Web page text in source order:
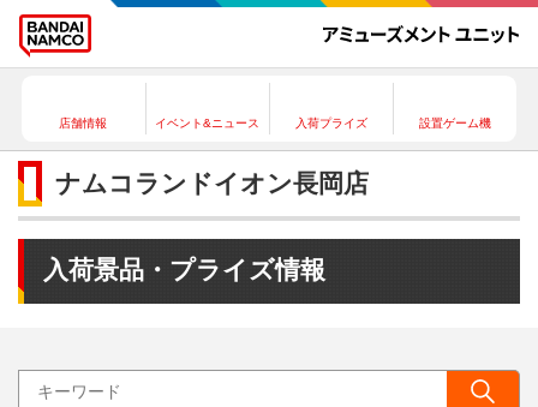
店舗情報 イベント&ニュース 入荷プライズ 設置ゲーム機
ナムコランドイオン長岡店
入荷景品・プライズ情報